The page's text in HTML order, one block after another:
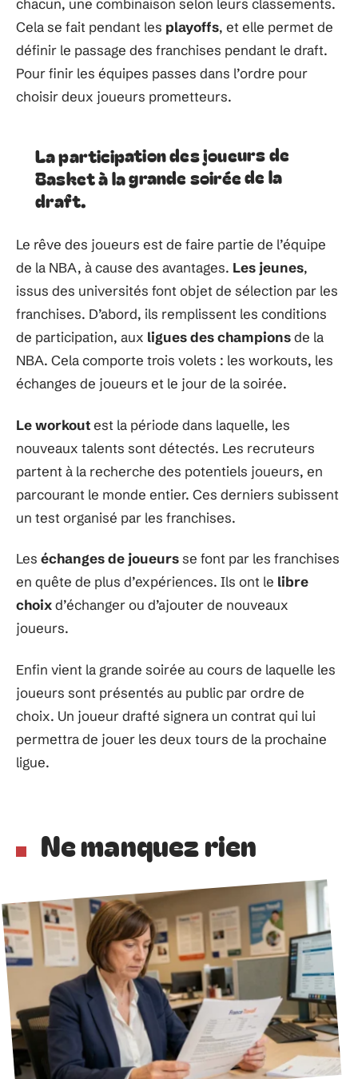
chacun, une combinaison selon leurs classements.
Cela se fait pendant les playoffs, et elle permet de
définir le passage des franchises pendant le draft.
Pour finir les équipes passes dans l’ordre pour
choisir deux joueurs prometteurs.
La participation des joueurs de
Basket à la grande soirée de la
draft.
Le rêve des joueurs est de faire partie de l’équipe
de la NBA, à cause des avantages. Les jeunes,
issus des universités font objet de sélection par les
franchises. D’abord, ils remplissent les conditions
de participation, aux ligues des championsde la
NBA. Cela comporte trois volets : les workouts, les
échanges de joueurs et le jour de la soirée.
Le workoutest la période dans laquelle, les
nouveaux talents sont détectés. Les recruteurs
partent à la recherche des potentiels joueurs, en
parcourant le monde entier. Ces derniers subissent
un test organisé par les franchises.
Les échanges de joueursse font par les franchises
en quête de plus d’expériences. Ils ont le libre
choixd’échanger ou d’ajouter de nouveaux
joueurs.
Enfin vient la grande soirée au cours de laquelle les
joueurs sont présentés au public par ordre de
choix. Un joueur drafté signera un contrat qui lui
permettra de jouer les deux tours de la prochaine
ligue.
Ne manquez rien